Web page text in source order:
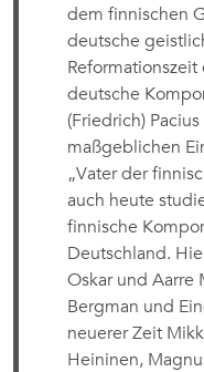
dem finnischen
deutsche
deutsche
(Friedrich)
maßgeblichen
„Vater der
auch heute
finnische
Deutschland.
Oskar und Aarre
Bergman und
neuerer Zeit
Heininen,